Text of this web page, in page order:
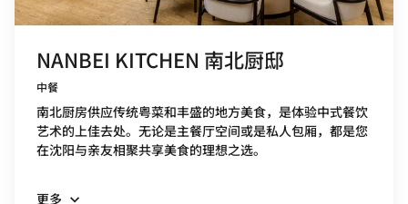
NANBEI KITCHEN 南北厨邸
中餐
南北厨房供应传统粤菜和丰盛的地方美食，是体验中式餐饮
艺术的上佳去处。无论是主餐厅空间或是私人包厢，都是您
在沈阳与亲友相聚共享美食的理想之选。
更多